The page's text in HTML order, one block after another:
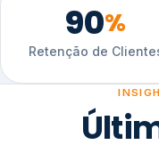
90%
Retenção de